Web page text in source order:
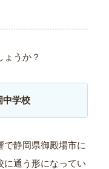
うか？
中学校
で静岡県御殿場市に
に通う形になってい